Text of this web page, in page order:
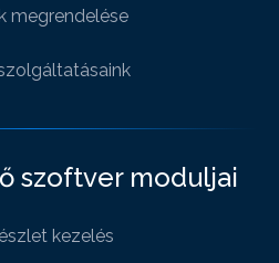
megrendelése
szoftver moduljai
kezelés